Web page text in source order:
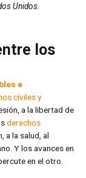
Unidos.
los
e
civiles y
a la libertad de
derechos
a la salud, al
Y los avances en
en el otro.